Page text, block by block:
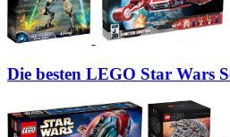
Die besten LEGO Star Wars